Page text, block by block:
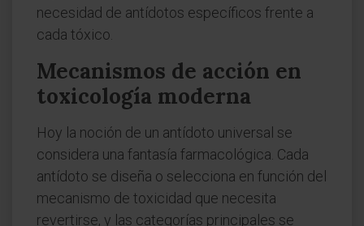
necesidad de antídotos específicos frente a
cada tóxico.
Mecanismos de acción en
toxicología moderna
Hoy la noción de un antídoto universal se
considera una fantasía farmacológica. Cada
antídoto se diseña o selecciona en función del
mecanismo de toxicidad que necesita
revertirse, y las categorías principales se